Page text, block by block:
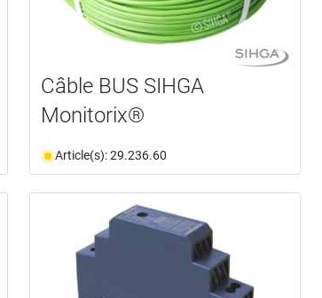
Câble BUS SIHGA
Monitorix®
Article(s): 29.236.60